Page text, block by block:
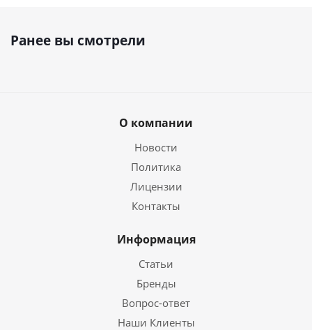
Ранее вы смотрели
О компании
Новости
Политика
Лицензии
Контакты
Информация
Статьи
Бренды
Вопрос-ответ
Наши Клиенты